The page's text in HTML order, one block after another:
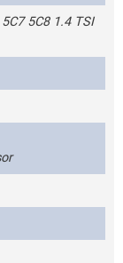
5C8 1.4 TSI